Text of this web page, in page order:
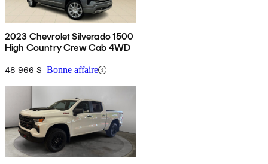
2023 Chevrolet Silverado 1500
High Country Crew Cab 4WD
48 966 $ Bonne affaire